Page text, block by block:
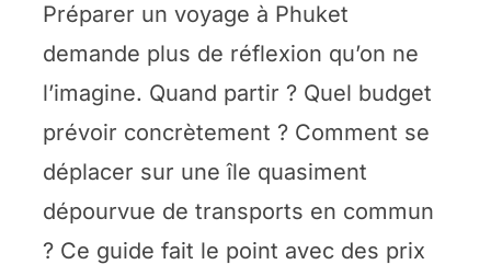
Préparer un voyage à Phuket
demande plus de réflexion qu’on ne
l’imagine. Quand partir ? Quel budget
prévoir concrètement ? Comment se
déplacer sur une île quasiment
dépourvue de transports en commun
? Ce guide fait le point avec des prix